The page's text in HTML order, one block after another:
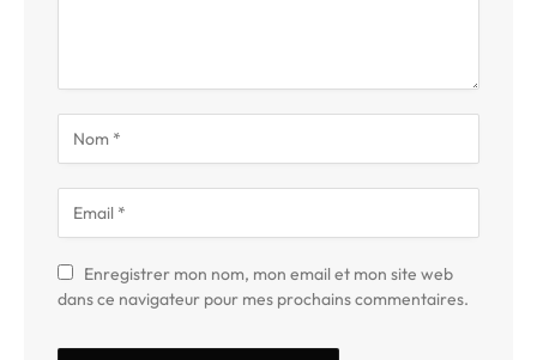
Enregistrer mon nom, mon email et mon site web
dans ce navigateur pour mes prochains commentaires.